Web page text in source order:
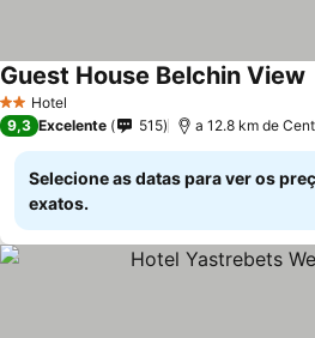
2 Estrelas
Hotel
Guest House Belchin View
9,3 Excelente 515 a 12.8 km de
Selecione as datas para ver os
exatos.